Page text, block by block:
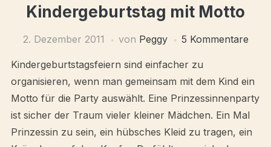
Kindergeburtstag mit Motto
2. Dezember 2011 von Peggy 5 Kommentare
Kindergeburtstagsfeiern sind einfacher zu
organisieren, wenn man gemeinsam mit dem Kind ein
Motto für die Party auswählt. Eine Prinzessinnenparty
ist sicher der Traum vieler kleiner Mädchen. Ein Mal
Prinzessin zu sein, ein hübsches Kleid zu tragen, ein